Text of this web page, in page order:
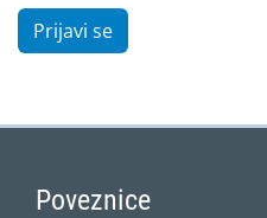
Prijavi se
Poveznice